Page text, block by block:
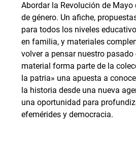
Abordar la Revolución de Mayo
de género. Un afiche,
para todos los niveles
en familia, y materiales
volver a pensar nuestro
material forma parte de la
la patria» una apuesta a
la historia desde una nueva
una oportunidad para
efemérides y democracia.